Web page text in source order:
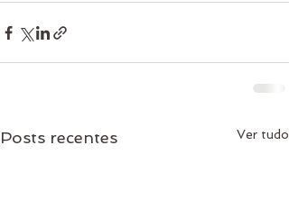
Posts recentes Ver tudo